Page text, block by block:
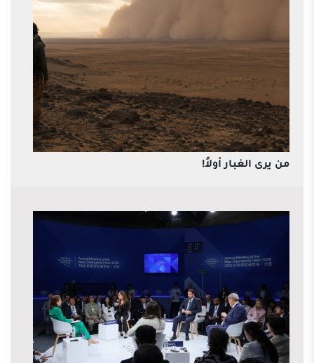
من يرى الغبار أولاً!